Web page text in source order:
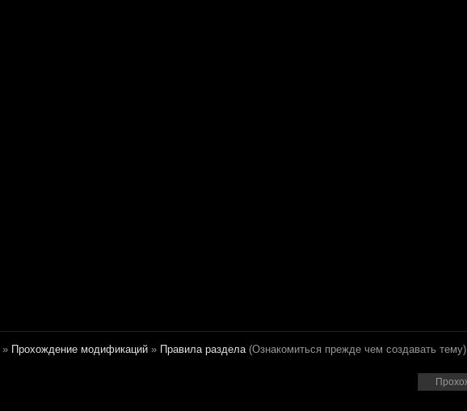
» Прохождение модификаций » Правила раздела (Ознакомиться прежде чем создавать тему)